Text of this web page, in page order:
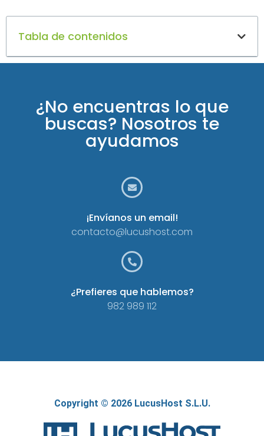
Tabla de contenidos
¿No encuentras lo que
buscas? Nosotros te
ayudamos
¡Envíanos un email!
contacto@lucushost.com
¿Prefieres que hablemos?
982 989 112
Copyright © 2026 LucusHost S.L.U.